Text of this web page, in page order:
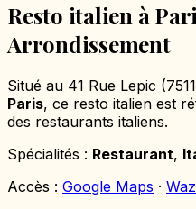
Resto italien à
Arrondissement
Situé au 41 Rue Lepic
Paris, ce resto italien est
des restaurants italiens.
Spécialités : Restaurant,
Accès : Google Maps ·